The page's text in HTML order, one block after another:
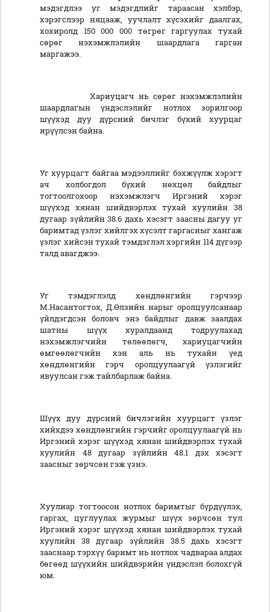
мэдэгдлээ уг мэдэгдлийг тараасан хэлбэр,
хэрэгслээр няцааж, уучлалт хүсэхийг даалгах,
хохиролд 150 000 000 төгрөг гаргуулах тухай
сөрөг нэхэмжлэлийн шаардлага гарган
маргажээ.
Хариуцагч нь сөрөг нэхэмжлэлийн
шаардлагын үндэслэлийг нотлох зорилгоор
шүүхэд дуу дүрсний бичлэг бүхий хуурцаг
ирүүлсэн байна.
Уг хуурцагт байгаа мэдээллийг бэхжүүлж хэрэгт
ач холбогдол бүхий нөхцөл байдлыг
тогтоолгохоор нэхэмжлэгч Иргэний хэрэг
шүүхэд хянан шийдвэрлэх тухай хуулийн 38
дугаар зүйлийн 38.6 дахь хэсэгт заасны дагуу уг
баримтад үзлэг хийлгэх хүсэлт гаргасныг хангаж
үзлэг хийсэн тухай тэмдэглэл хэргийн 114 дүгээр
талд авагджээ.
Уг тэмдэглэлд хөндлөнгийн гэрчээр
М.Насантогтох, Д.Өлзийн нарыг оролцуулсанаар
үйлдэгдсэн боловч энэ байдлыг давж заалдах
шатны шүүх хуралдаанд тодруулахад
нэхэмжлэгчийн төлөөлөгч, хариуцагчийн
өмгөөлөгчийн хэн аль нь тухайн үед
хөндлөнгийн гэрч оролцуулаагүй үзлэгийг
явуулсан гэж тайлбарлаж байна.
Шүүх дуу дүрсний бичлэгийн хуурцагт үзлэг
хийхдээ хөндлөнгийн гэрчийг оролцуулаагүй нь
Иргэний хэрэг шүүхэд хянан шийдвэрлэх тухай
хуулийн 48 дугаар зүйлийн 48.1 дэх хэсэгт
заасныг зөрчсөн гэж үзнэ.
Хуулиар тогтоосон нотлох баримтыг бүрдүүлэх,
гаргах, цуглуулах журмыг шүүх зөрчсөн тул
Иргэний хэрэг шүүхэд хянан шийдвэрлэх тухай
хуулийн 38 дугаар зүйлийн 38.5 дахь хэсэгт
зааснаар тэрхүү баримт нь нотлох чадвараа алдах
бөгөөд шүүхийн шийдвэрийн үндэслэл болохгүй
юм.